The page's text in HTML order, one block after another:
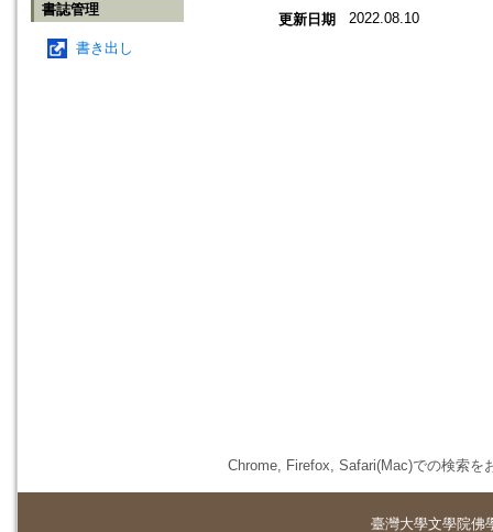
書誌管理
書き出し
更新日期 2022.08.10
Chrome, Firefox, Safari(Mac)での検索を
臺灣大學文學院佛